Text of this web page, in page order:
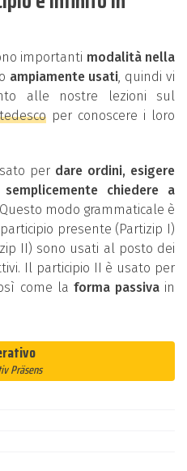
importanti modalità nella
ampiamente usati, quindi vi
alle nostre lezioni sul
per conoscere i loro
per dare ordini, esigere
chiedere a
modo grammaticale è
presente (Partizip I)
II) sono usati al posto dei
Il participio II è usato per
come la forma passivain
Präsens